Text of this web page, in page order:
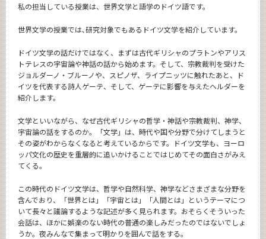
私の担当している授業は、世界文学と語学のドイツ語です。
世界文学の授業では､研究対象でもあるドイツ文学を紹介しています。
ドイツ文学の話だけではなく、まずは古代ギリシャのプラトンやアリス
トテレスの宇宙論や神話の話から始めます。そして、宗教裁判を受けた
ジョルダーノ・ブルーノや、スピノザ、ライプニッツに触れたあと、ド
イツを代表する詩人ゲーテ、そして、ゲーテに影響を与えたヘルダーを
紹介します。
文学といいながら、なぜ古代ギリシャの哲学・神話や宗教裁判、神学、
宇宙論の話をするのか。「文学」は、時代や国や分野で分けてしまうと
その姿がわからなくなると考えているからです。ドイツ文学も、ヨーロ
ッパ文化の歴史を重層的に追いかけることではじめてその面白さがみえ
てくる。
この時代のドイツ文学は、哲学や自然科学、神学などさまざまな分野を
含んでおり、「世界とは」「宇宙とは」「人間とは」というテーマにつ
いて長々と議論するような記述が多く見られます。おそらくそういった
会話は、ほかに娯楽のない時代の普通の楽しみだったのではないでしょ
うか。夜みんなで集まって明かりを囲んで話をする。